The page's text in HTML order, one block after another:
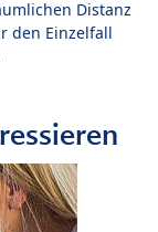
Distanz
den Einzelfall